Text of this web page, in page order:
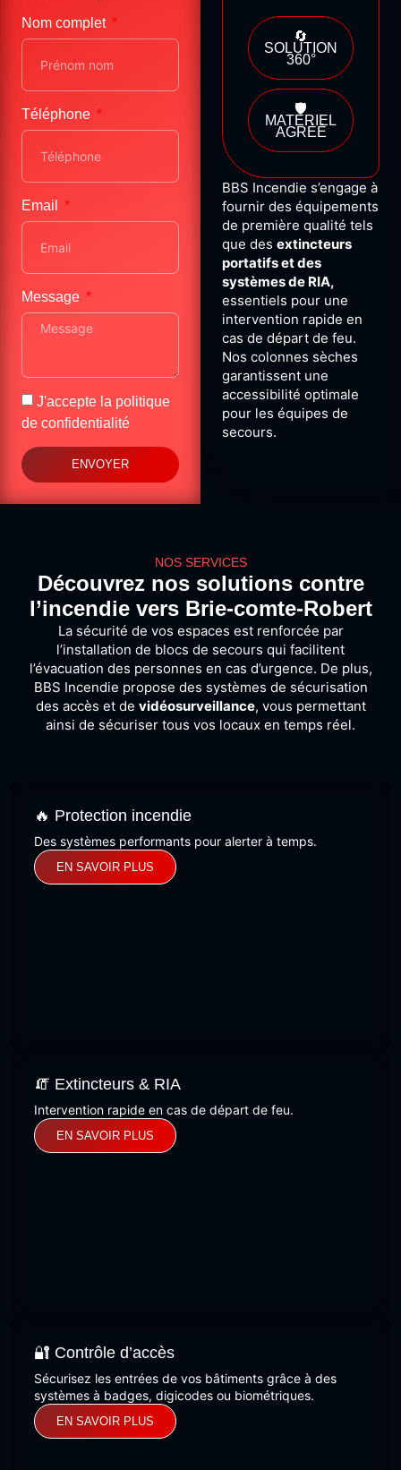
Nom complet
Téléphone
Email
Message
J'accepte la politique
de confidentialité
ENVOYER
🔄
SOLUTION
360°
🛡️
MATÉRIEL
AGRÉÉ
BBS Incendie s’engage à
fournir des équipements
de première qualité tels
que des extincteurs
portatifs et des
systèmes de RIA,
essentiels pour une
intervention rapide en
cas de départ de feu.
Nos colonnes sèches
garantissent une
accessibilité optimale
pour les équipes de
secours.
NOS SERVICES
Découvrez nos solutions contre
l’incendie vers Brie-comte-Robert
La sécurité de vos espaces est renforcée par
l’installation de blocs de secours qui facilitent
l’évacuation des personnes en cas d’urgence. De plus,
BBS Incendie propose des systèmes de sécurisation
des accès et de vidéosurveillance, vous permettant
ainsi de sécuriser tous vos locaux en temps réel.
🔥 Protection incendie
Des systèmes performants pour alerter à temps.
EN SAVOIR PLUS
🧯 Extincteurs & RIA
Intervention rapide en cas de départ de feu.
EN SAVOIR PLUS
🔐 Contrôle d’accès
Sécurisez les entrées de vos bâtiments grâce à des
systèmes à badges, digicodes ou biométriques.
EN SAVOIR PLUS